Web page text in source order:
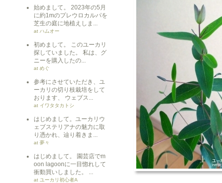
始めまして。 2023年の5月
に約1mのプレウロカルパを
芝生の庭に地植えしま...
at ハムオー
初めまして。 このユーカリ
探していました。 私は、グ
ニーを購入したの...
at めぐ
参考にさせていただき、ユ
ーカリの切り枝栽培をして
おります、 ウェブス...
at イワタタカトシ
はじめまして。ユーカリウ
ェブステリアナの魅力に取
り憑かれ、辿り着きま...
at 夢々
はじめまして。 園芸店でm
oon lagoonに一目惚れして
衝動買いしました。 ...
at ユーカリ初心者A